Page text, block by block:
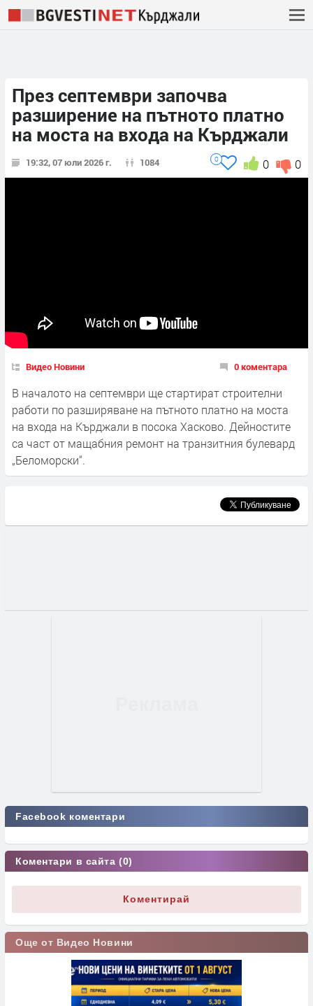
През септември започва
разширение на пътното платно
на моста на входа на Кърджали
19:32, 07 юли 2026 г. 1084 0
0
0
Видео Новини 0 коментара
В началото на септември ще стартират строителни
работи по разширяване на пътното платно на моста
на входа на Кърджали в посока Хасково. Дейностите
са част от мащабния ремонт на транзитния булевард
„Беломорски“.
Facebook коментари
Коментари в сайта (0)
Коментирай
Още от Видео Новини